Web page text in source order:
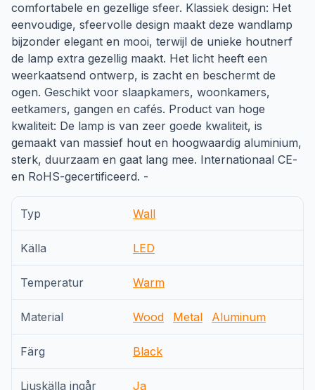
comfortabele en gezellige sfeer. Klassiek design: Het
eenvoudige, sfeervolle design maakt deze wandlamp
bijzonder elegant en mooi, terwijl de unieke houtnerf
de lamp extra gezellig maakt. Het licht heeft een
weerkaatsend ontwerp, is zacht en beschermt de
ogen. Geschikt voor slaapkamers, woonkamers,
eetkamers, gangen en cafés. Product van hoge
kwaliteit: De lamp is van zeer goede kwaliteit, is
gemaakt van massief hout en hoogwaardig aluminium,
sterk, duurzaam en gaat lang mee. Internationaal CE-
en RoHS-gecertificeerd. -
Typ Wall
Källa LED
Temperatur Warm
Material Wood Metal Aluminum
Färg Black
Ljuskälla ingår Ja